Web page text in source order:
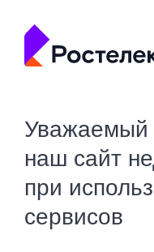
Уважаемый
наш сайт
при
сервисов